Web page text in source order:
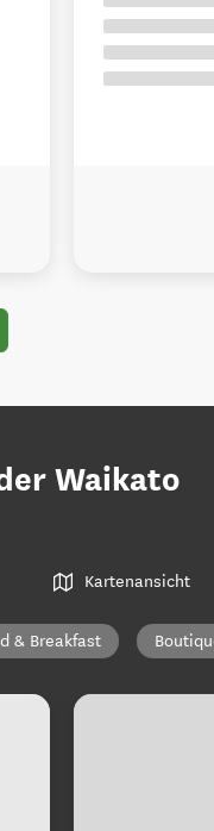
Waikato
Kartenansicht
& Breakfast